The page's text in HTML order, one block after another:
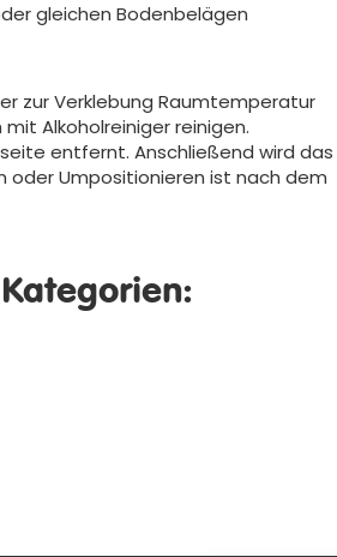
gleichen Bodenbelägen
zur Verklebung Raumtemperatur
Alkoholreiniger reinigen.
entfernt. Anschließend wird das
oder Umpositionieren ist nach dem